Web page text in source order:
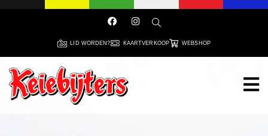
LID WORDEN? KAARTVERKOOP WEBSHOP